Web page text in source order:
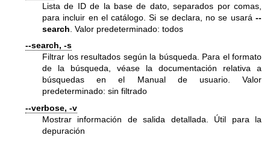
Lista de ID de la base de dato, separados por comas,
para incluir en el catálogo. Si se declara, no se usará --
search . Valor predeterminado: todos
--search, -s
Filtrar los resultados según la búsqueda. Para el formato
de la búsqueda, véase la documentación relativa a
búsquedas en el Manual de usuario. Valor
predeterminado: sin filtrado
--verbose, -v
Mostrar información de salida detallada. Útil para la
depuración